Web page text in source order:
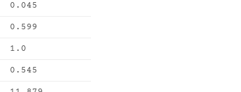
0.045
0.599
1.0
0.545